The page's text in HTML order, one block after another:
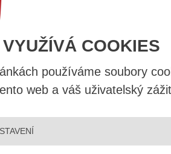
COOKIES
používáme soubory
web a váš uživatelský